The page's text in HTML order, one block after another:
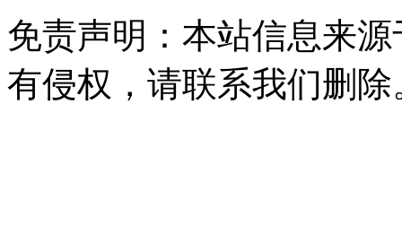
免责声明：本站信息来
有侵权，请联系我们删除